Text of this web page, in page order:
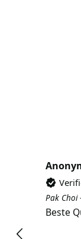
Pak Choi
Beste